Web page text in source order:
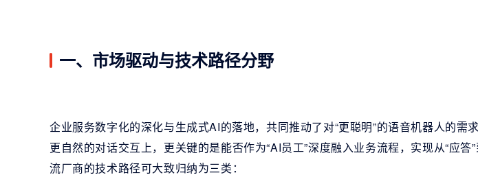
一、市场驱动与技术路径分野
企业服务数字化的深化与生成式AI的落地，共同推动了对“更聪明”的语音机器人的需
更自然的对话交互上，更关键的是能否作为“AI员工”深度融入业务流程，实现从“应答
流厂商的技术路径可大致归纳为三类：